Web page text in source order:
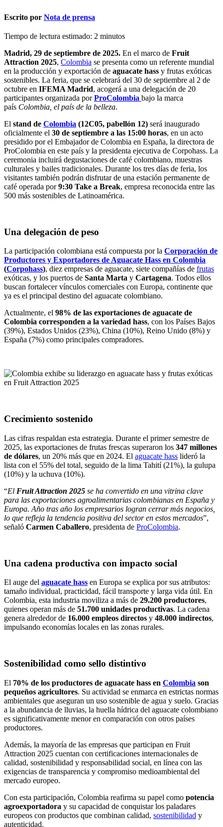
Escrito por Nota de prensa
Tiempo de lectura estimado: 2 minutos
Madrid, 29 de septiembre de 2025. En el marco de Fruit
Attraction 2025, Colombia se presenta como un referente mundial
en la producción y exportación de aguacate hass y frutas exóticas
sostenibles. La feria, que se celebrará del 30 de septiembre al 2 de
octubre en IFEMA Madrid, acogerá a una delegación de 20
participantes organizada porProColombia bajo la marca
país Colombia, el país de la belleza.
El stand de Colombia (12C05, pabellón 12) será inaugurado
oficialmente el 30 de septiembre a las 15:00 horas, en un acto
presidido por el Embajador de Colombia en España, la directora de
ProColombia en este país y la presidenta ejecutiva de Corpohass. La
ceremonia incluirá degustaciones de café colombiano, muestras
culturales y bailes tradicionales. Durante los tres días de feria, los
visitantes también podrán disfrutar de una estación permanente de
café operada por9:30 Take a Break, empresa reconocida entre las
500 más sostenibles de Latinoamérica.
Una delegación de peso
La participación colombiana está compuesta por la Corporación de
Productores y Exportadores de Aguacate Hass en Colombia
(Corpohass), diez empresas de aguacate, siete compañías de frutas
exóticas, y los puertos de Santa Marta y Cartagena. Todos ellos
buscan fortalecer vínculos comerciales con Europa, continente que
ya es el principal destino del aguacate colombiano.
Actualmente, el 98% de las exportaciones de aguacate de
Colombia corresponden a la variedad hass, con los Países Bajos
(39%), Estados Unidos (23%), China (10%), Reino Unido (8%) y
España (7%) como principales compradores.
Crecimiento sostenido
Las cifras respaldan esta estrategia. Durante el primer semestre de
2025, las exportaciones de frutas frescas superaron los 347 millones
de dólares, un 20% más que en 2024. El aguacate hass lideró la
lista con el 55% del total, seguido de la lima Tahití (21%), la gulupa
(10%) y la uchuva (10%).
“El Fruit Attraction 2025 se ha convertido en una vitrina clave
para las exportaciones agroalimentarias colombianas en España y
Europa. Año tras año los empresarios logran cerrar más negocios,
lo que refleja la tendencia positiva del sector en estos mercados”,
señaló Carmen Caballero, presidenta de ProColombia.
Una cadena productiva con impacto social
El auge del aguacate hass en Europa se explica por sus atributos:
tamaño individual, practicidad, fácil transporte y larga vida útil. En
Colombia, esta industria moviliza a más de 29.200 productores,
quienes operan más de 51.700 unidades productivas. La cadena
genera alrededor de 16.000 empleos directos y 48.000 indirectos,
impulsando economías locales en las zonas rurales.
Sostenibilidad como sello distintivo
El 70% de los productores de aguacate hass en Colombia son
pequeños agricultores. Su actividad se enmarca en estrictas normas
ambientales que aseguran un uso sostenible de agua y suelo. Gracias
a la abundancia de lluvias, la huella hídrica del aguacate colombiano
es significativamente menor en comparación con otros países
productores.
Además, la mayoría de las empresas que participan en Fruit
Attraction 2025 cuentan con certificaciones internacionales de
calidad, sostenibilidad y responsabilidad social, en línea con las
exigencias de transparencia y compromiso medioambiental del
mercado europeo.
Con esta participación, Colombia reafirma su papel como potencia
agroexportadora y su capacidad de conquistar los paladares
europeos con productos que combinan calidad, sostenibilidad y
autenticidad.